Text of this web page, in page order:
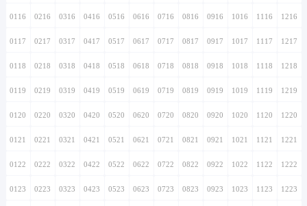
0116 0216 0316 0416 0516 0616 0716 0816 0916 1016 1116 1216
0117 0217 0317 0417 0517 0617 0717 0817 0917 1017 1117 1217
0118 0218 0318 0418 0518 0618 0718 0818 0918 1018 1118 1218
0119 0219 0319 0419 0519 0619 0719 0819 0919 1019 1119 1219
0120 0220 0320 0420 0520 0620 0720 0820 0920 1020 1120 1220
0121 0221 0321 0421 0521 0621 0721 0821 0921 1021 1121 1221
0122 0222 0322 0422 0522 0622 0722 0822 0922 1022 1122 1222
0123 0223 0323 0423 0523 0623 0723 0823 0923 1023 1123 1223